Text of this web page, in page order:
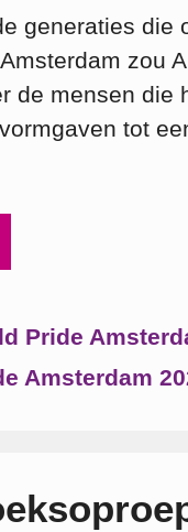
generaties die
zou
de mensen die
tot
Pride
Amsterdam